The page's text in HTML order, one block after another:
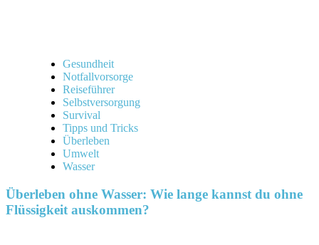
Gesundheit
Notfallvorsorge
Reiseführer
Selbstversorgung
Survival
Tipps und Tricks
Überleben
Umwelt
Wasser
Überleben ohne Wasser: Wie lange kannst du ohne
Flüssigkeit auskommen?